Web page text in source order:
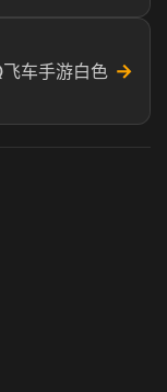
车手游白色 →